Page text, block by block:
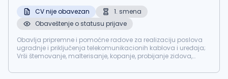
CV nije obavezan
1. smena
Obaveštenje o statusu prijave
Obavlja pripremne i pomoćne radove za realizaciju poslova
ugradnje i priključenja telekomunikacionih kablova i uređaja;
Vrši štemovanje, malterisanje, kopanje, probijanje zidova,